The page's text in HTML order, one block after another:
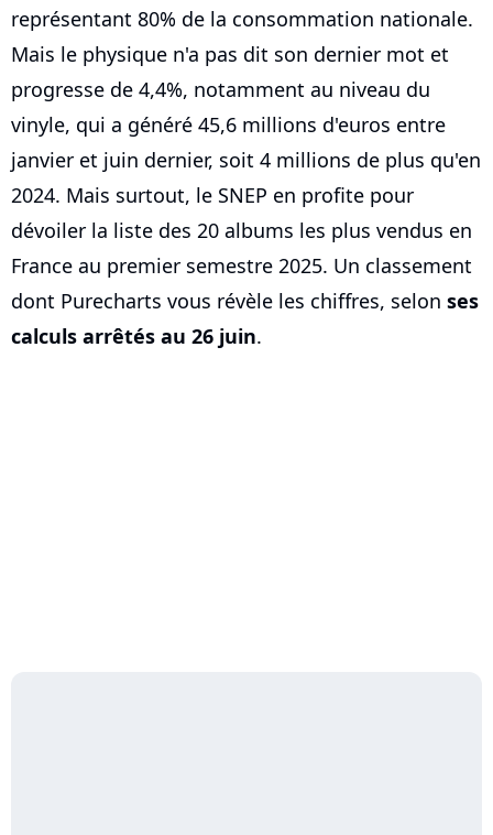
représentant 80% de la consommation nationale.
Mais le physique n'a pas dit son dernier mot et
progresse de 4,4%, notamment au niveau du
vinyle, qui a généré 45,6 millions d'euros entre
janvier et juin dernier, soit 4 millions de plus qu'en
2024. Mais surtout, le SNEP en profite pour
dévoiler la liste des 20 albums les plus vendus en
France au premier semestre 2025. Un classement
dont Purecharts vous révèle les chiffres, selon ses
calculs arrêtés au 26 juin.